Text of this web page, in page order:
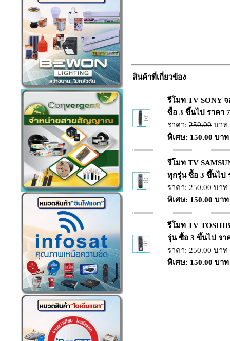
สินค้าที่เกี่ยวข้อง
รีโมท TV SONY
ซื้อ 3 ขึ้นไป ราคา
ราคา: 250.00 บาท
พิเศษ: 150.00 บาท
รีโมท TV
ทุกรุ่น ซื้อ 3 ขึ้นไป
ราคา: 250.00 บาท
พิเศษ: 150.00 บาท
รีโมท TV
รุ่น ซื้อ 3 ขึ้นไป รา
ราคา: 250.00 บาท
พิเศษ: 150.00 บาท